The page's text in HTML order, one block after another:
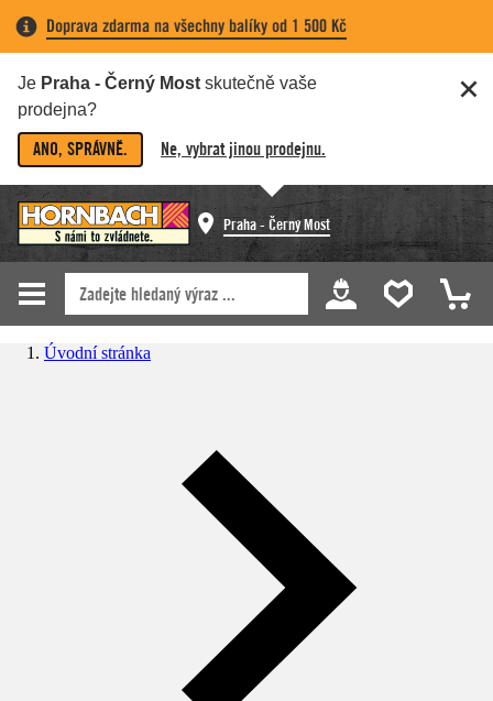
Doprava zdarma na všechny balíky od 1 500 Kč
Je Praha - Černý Most skutečně vaše
prodejna?
ANO, SPRÁVNĚ. Ne, vybrat jinou prodejnu.
Praha - Černý Most
Úvodní stránka